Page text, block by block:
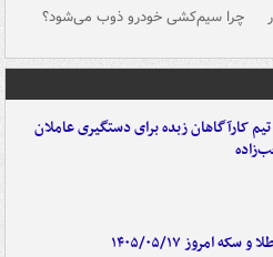
چرا سیم‌کشی خودرو ذوب می‌شود؟
کارآگاهان زبده برای دستگیری عاملان
سکه امروز ۱۴۰۵/۰۵/۱۷